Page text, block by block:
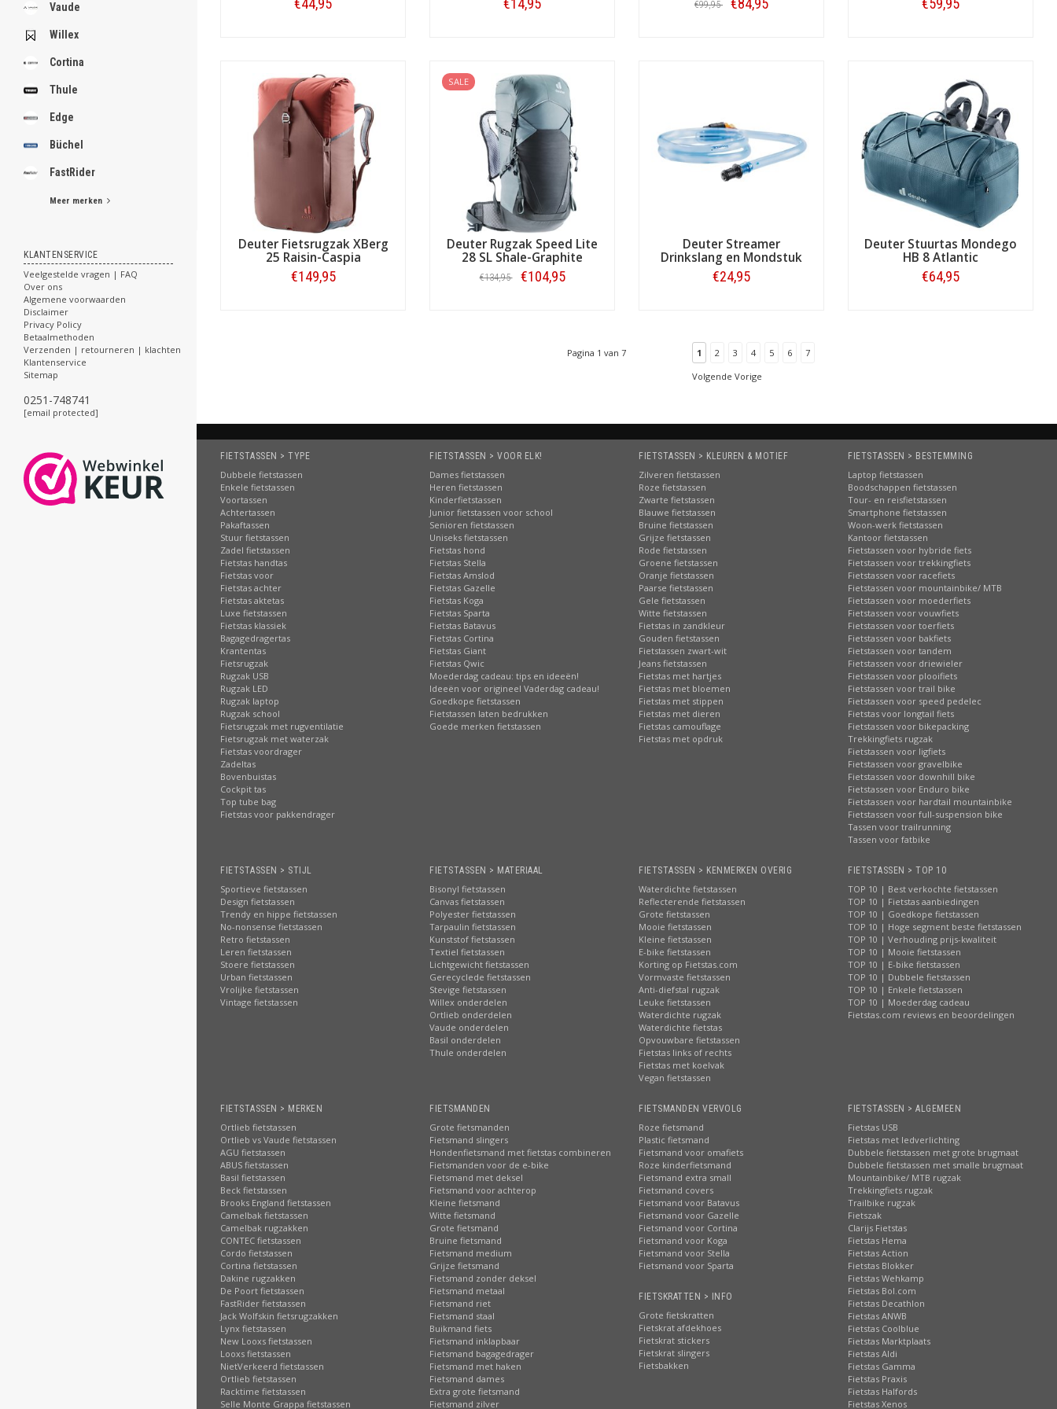
Vaude
Willex
Cortina
Thule
Edge
Büchel
FastRider
Meer merken
KLANTENSERVICE
Veelgestelde vragen | FAQ
Over ons
Algemene voorwaarden
Disclaimer
Privacy Policy
Betaalmethoden
Verzenden | retourneren | klachten
Klantenservice
Sitemap
0251-748741
[email protected]
.
.
.
€44,95
€14,95
€99,95 €84,95
€59,95
Deuter Fietsrugzak XBerg
25 Raisin-Caspia
€149,95
SALE
Deuter Rugzak Speed Lite
28 SL Shale-Graphite
€134,95 €104,95
Deuter Streamer
Drinkslang en Mondstuk
€24,95
Deuter Stuurtas Mondego
HB 8 Atlantic
€64,95
Pagina 1 van 7 1 2 3 4 5 6
7
Volgende Vorige
FIETSTASSEN > TYPE
Dubbele fietstassen
Enkele fietstassen
Voortassen
Achtertassen
Pakaftassen
Stuur fietstassen
Zadel fietstassen
Fietstas handtas
Fietstas voor
Fietstas achter
Fietstas aktetas
Luxe fietstassen
Fietstas klassiek
Bagagedragertas
Krantentas
Fietsrugzak
Rugzak USB
Rugzak LED
Rugzak laptop
Rugzak school
Fietsrugzak met rugventilatie
Fietsrugzak met waterzak
Fietstas voordrager
Zadeltas
Bovenbuistas
Cockpit tas
Top tube bag
Fietstas voor pakkendrager
FIETSTASSEN > VOOR ELK!
Dames fietstassen
Heren fietstassen
Kinderfietstassen
Junior fietstassen voor school
Senioren fietstassen
Uniseks fietstassen
Fietstas hond
Fietstas Stella
Fietstas Amslod
Fietstas Gazelle
Fietstas Koga
Fietstas Sparta
Fietstas Batavus
Fietstas Cortina
Fietstas Giant
Fietstas Qwic
Moederdag cadeau: tips en ideeën!
Ideeën voor origineel Vaderdag cadeau!
Goedkope fietstassen
Fietstassen laten bedrukken
Goede merken fietstassen
FIETSTASSEN > KLEUREN & MOTIEF
Zilveren fietstassen
Roze fietstassen
Zwarte fietstassen
Blauwe fietstassen
Bruine fietstassen
Grijze fietstassen
Rode fietstassen
Groene fietstassen
Oranje fietstassen
Paarse fietstassen
Gele fietstassen
Witte fietstassen
Fietstas in zandkleur
Gouden fietstassen
Fietstassen zwart-wit
Jeans fietstassen
Fietstas met hartjes
Fietstas met bloemen
Fietstas met stippen
Fietstas met dieren
Fietstas camouflage
Fietstas met opdruk
FIETSTASSEN > BESTEMMING
Laptop fietstassen
Boodschappen fietstassen
Tour- en reisfietstassen
Smartphone fietstassen
Woon-werk fietstassen
Kantoor fietstassen
Fietstassen voor hybride fiets
Fietstassen voor trekkingfiets
Fietstassen voor racefiets
Fietstassen voor mountainbike/ MTB
Fietstassen voor moederfiets
Fietstassen voor vouwfiets
Fietstassen voor toerfiets
Fietstassen voor bakfiets
Fietstassen voor tandem
Fietstassen voor driewieler
Fietstassen voor plooifiets
Fietstassen voor trail bike
Fietstassen voor speed pedelec
Fietstas voor longtail fiets
Fietstassen voor bikepacking
Trekkingfiets rugzak
Fietstassen voor ligfiets
Fietstassen voor gravelbike
Fietstassen voor downhill bike
Fietstassen voor Enduro bike
Fietstassen voor hardtail mountainbike
Fietstassen voor full-suspension bike
Tassen voor trailrunning
Tassen voor fatbike
FIETSTASSEN > STIJL
Sportieve fietstassen
Design fietstassen
Trendy en hippe fietstassen
No-nonsense fietstassen
Retro fietstassen
Leren fietstassen
Stoere fietstassen
Urban fietstassen
Vrolijke fietstassen
Vintage fietstassen
FIETSTASSEN > MATERIAAL
Bisonyl fietstassen
Canvas fietstassen
Polyester fietstassen
Tarpaulin fietstassen
Kunststof fietstassen
Textiel fietstassen
Lichtgewicht fietstassen
Gerecyclede fietstassen
Stevige fietstassen
Willex onderdelen
Ortlieb onderdelen
Vaude onderdelen
Basil onderdelen
Thule onderdelen
FIETSTASSEN > KENMERKEN OVERIG
Waterdichte fietstassen
Reflecterende fietstassen
Grote fietstassen
Mooie fietstassen
Kleine fietstassen
E-bike fietstassen
Korting op Fietstas.com
Vormvaste fietstassen
Anti-diefstal rugzak
Leuke fietstassen
Waterdichte rugzak
Waterdichte fietstas
Opvouwbare fietstassen
Fietstas links of rechts
Fietstas met koelvak
Vegan fietstassen
FIETSTASSEN > TOP 10
TOP 10 | Best verkochte fietstassen
TOP 10 | Fietstas aanbiedingen
TOP 10 | Goedkope fietstassen
TOP 10 | Hoge segment beste fietstassen
TOP 10 | Verhouding prijs-kwaliteit
TOP 10 | Mooie fietstassen
TOP 10 | E-bike fietstassen
TOP 10 | Dubbele fietstassen
TOP 10 | Enkele fietstassen
TOP 10 | Moederdag cadeau
Fietstas.com reviews en beoordelingen
FIETSTASSEN > MERKEN
Ortlieb fietstassen
Ortlieb vs Vaude fietstassen
AGU fietstassen
ABUS fietstassen
Basil fietstassen
Beck fietstassen
Brooks England fietstassen
Camelbak fietstassen
Camelbak rugzakken
CONTEC fietstassen
Cordo fietstassen
Cortina fietstassen
Dakine rugzakken
De Poort fietstassen
FastRider fietstassen
Jack Wolfskin fietsrugzakken
Lynx fietstassen
New Looxs fietstassen
Looxs fietstassen
NietVerkeerd fietstassen
Ortlieb fietstassen
Racktime fietstassen
Selle Monte Grappa fietstassen
FIETSMANDEN
Grote fietsmanden
Fietsmand slingers
Hondenfietsmand met fietstas combineren
Fietsmanden voor de e-bike
Fietsmand met deksel
Fietsmand voor achterop
Kleine fietsmand
Witte fietsmand
Grote fietsmand
Bruine fietsmand
Fietsmand medium
Grijze fietsmand
Fietsmand zonder deksel
Fietsmand metaal
Fietsmand riet
Fietsmand staal
Buikmand fiets
Fietsmand inklapbaar
Fietsmand bagagedrager
Fietsmand met haken
Fietsmand dames
Extra grote fietsmand
Fietsmand zilver
FIETSMANDEN VERVOLG
Roze fietsmand
Plastic fietsmand
Fietsmand voor omafiets
Roze kinderfietsmand
Fietsmand extra small
Fietsmand covers
Fietsmand voor Batavus
Fietsmand voor Gazelle
Fietsmand voor Cortina
Fietsmand voor Koga
Fietsmand voor Stella
Fietsmand voor Sparta
FIETSKRATTEN > INFO
Grote fietskratten
Fietskrat afdekhoes
Fietskrat stickers
Fietskrat slingers
Fietsbakken
FIETSTASSEN > ALGEMEEN
Fietstas USB
Fietstas met ledverlichting
Dubbele fietstassen met grote brugmaat
Dubbele fietstassen met smalle brugmaat
Mountainbike/ MTB rugzak
Trekkingfiets rugzak
Trailbike rugzak
Fietszak
Clarijs Fietstas
Fietstas Hema
Fietstas Action
Fietstas Blokker
Fietstas Wehkamp
Fietstas Bol.com
Fietstas Decathlon
Fietstas ANWB
Fietstas Coolblue
Fietstas Marktplaats
Fietstas Aldi
Fietstas Gamma
Fietstas Praxis
Fietstas Halfords
Fietstas Xenos